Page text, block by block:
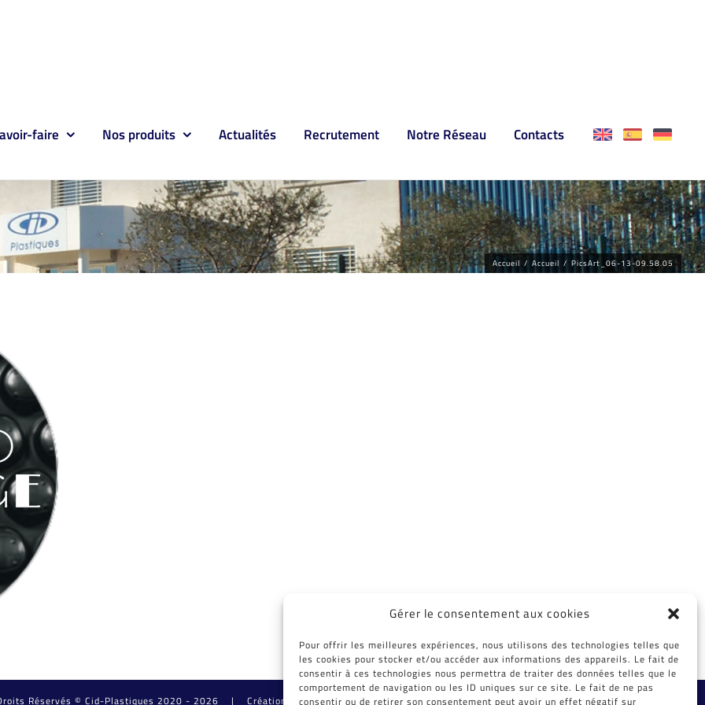
Gérer le consentement aux cookies
Pour offrir les meilleures expériences, nous utilisons des technologies telles que
les cookies pour stocker et/ou accéder aux informations des appareils. Le fait de
consentir à ces technologies nous permettra de traiter des données telles que le
comportement de navigation ou les ID uniques sur ce site. Le fait de ne pas
consentir ou de retirer son consentement peut avoir un effet négatif sur
faire Nos produits Actualités Recrutement Notre Réseau Contacts
Accueil / Accueil / PicsArt_06-13-09.58.05
Réservés © Cid-Plastiques 2020 - 2026 | Création de site : Grafibox.fr